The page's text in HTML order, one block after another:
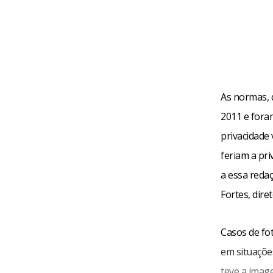
As normas,
2011 e
privacidade
feriam a
a essa
Fortes,
Casos de
em